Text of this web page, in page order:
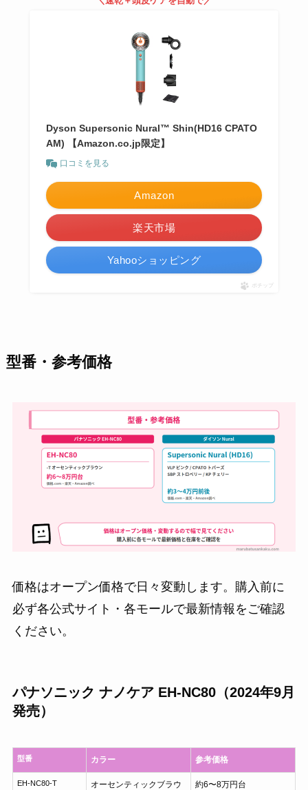
Dyson Supersonic Nural™ Shin(HD16 CPATO
AM) 【Amazon.co.jp限定】
口コミを見る
Amazon
楽天市場
Yahooショッピング
ポチップ
型番・参考価格
価格はオープン価格で日々変動します。購入前に
必ず各公式サイト・各モールで最新情報をご確認
ください。
パナソニック ナノケア EH-NC80（2024年9月
発売）
型番 カラー 参考価格
EH-NC80-T
オーセンティックブラウ
約6〜8万円台